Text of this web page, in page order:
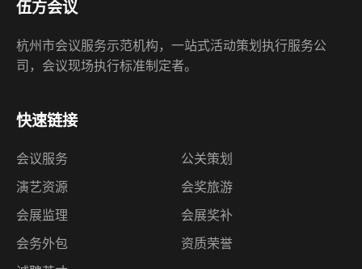
伍方会议
杭州市会议服务示范机构，一站式活动策划执行服务公
司，会议现场执行标准制定者。
快速链接
会议服务
公关策划
演艺资源
会奖旅游
会展监理
会展奖补
会务外包
资质荣誉